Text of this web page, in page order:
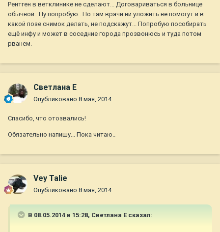
Рентген в ветклинике не сделают... Договариваться в больнице
обычной.. Ну попробую.. Но там врачи ни уложить не помогут и в
какой позе снимок делать, не подскажут... Попробую пособирать
ещё инфу и может в соседние города прозвонюсь и туда потом
рванем.
Светлана Е
Опубликовано 8 мая, 2014
Спасибо, что отозвались!
Обязательно напишу... Пока читаю..
Vey Talie
Опубликовано 8 мая, 2014
В 08.05.2014 в 15:28, Светлана Е сказал: